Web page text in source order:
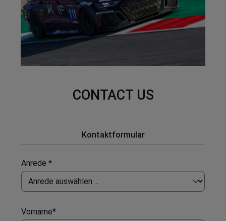
CONTACT US
Kontaktformular
Anrede *
Vorname*